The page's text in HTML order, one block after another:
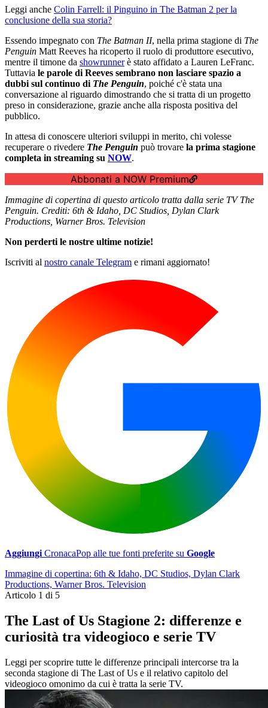
Leggi anche Colin Farrell: il Pinguino in The Batman 2 per la
conclusione della sua storia?
Essendo impegnato con The Batman II, nella prima stagione di The
Penguin Matt Reeves ha ricoperto il ruolo di produttore esecutivo,
mentre il timone da showrunnerè stato affidato a Lauren LeFranc.
Tuttavia le parole di Reeves sembrano non lasciare spazio a
dubbi sul continuo di The Penguin, poiché c'è stata una
conversazione al riguardo dimostrando che si tratta di un progetto
preso in considerazione, grazie anche alla risposta positiva del
pubblico.
In attesa di conoscere ulteriori sviluppi in merito, chi volesse
recuperare o rivedere The Penguin può trovare la prima stagione
completa in streaming su NOW.
Abbonati a NOW Premium
Immagine di copertina di questo articolo tratta dalla serie TV The
Penguin. Crediti: 6th & Idaho, DC Studios, Dylan Clark
Productions, Warner Bros. Television
Non perderti le nostre ultime notizie!
Iscriviti al nostro canale Telegram e rimani aggiornato!
Aggiungi CronacaPop alle tue fonti preferite su Google
Immagine di copertina: 6th & Idaho, DC Studios, Dylan Clark
Productions, Warner Bros. Television
Articolo 1 di 5
The Last of Us Stagione 2: differenze e
curiosità tra videogioco e serie TV
Leggi per scoprire tutte le differenze principali intercorse tra la
seconda stagione di The Last of Us e il relativo capitolo del
videogioco omonimo da cui è tratta la serie TV.